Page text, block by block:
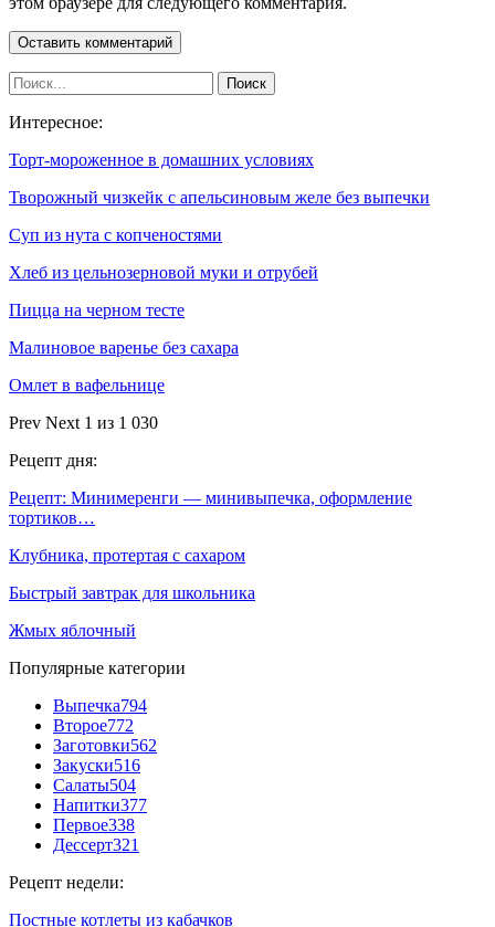
Интересное:
Торт-мороженное в домашних условиях
Творожный чизкейк с апельсиновым желе без выпечки
Суп из нута с копченостями
Хлеб из цельнозерновой муки и отрубей
Пицца на черном тесте
Малиновое варенье без сахара
Омлет в вафельнице
Prev Next 1 из 1 030
Рецепт дня:
Рецепт: Минимеренги — минивыпечка, оформление
тортиков…
Клубника, протертая с сахаром
Быстрый завтрак для школьника
Жмых яблочный
Популярные категории
Выпечка794
Второе772
Заготовки562
Закуски516
Салаты504
Напитки377
Первое338
Дессерт321
Рецепт недели:
Постные котлеты из кабачков